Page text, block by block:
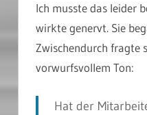
Ich musste das leider
wirkte genervt. Sie
Zwischendurch fragte
vorwurfsvollem Ton:
Hat der